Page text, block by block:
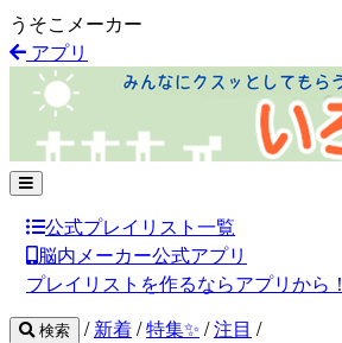
うそこメーカー
アプリ
公式プレイリスト一覧
脳内メーカー公式アプリ
プレイリストを作るならアプリから！
検索 / 新着/特集✨ /注目 /